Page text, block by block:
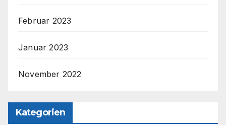
Februar 2023
Januar 2023
November 2022
Kategorien